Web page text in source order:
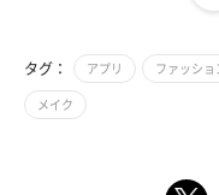
タグ： アプリ ファッショ
メイク